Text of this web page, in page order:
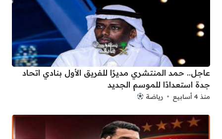
عاجل.. حمد المنتشري مديرًا للفريق الأول بنادي اتحاد
جدة استعدادًا للموسم الجديد
منذ 4 أسابيع رياضة